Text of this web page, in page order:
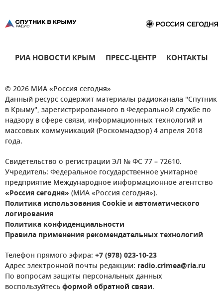
РИА НОВОСТИ КРЫМ ПРЕСС-ЦЕНТР КОНТАКТЫ
© 2026 МИА «Россия сегодня»
Данный ресурс содержит материалы радиоканала "Спутник
в Крыму", зарегистрированного в Федеральной службе по
надзору в сфере связи, информационных технологий и
массовых коммуникаций (Роскомнадзор) 4 апреля 2018
года.
Свидетельство о регистрации ЭЛ № ФС 77 – 72610.
Учредитель: Федеральное государственное унитарное
предприятие Международное информационное агентство
«Россия сегодня» (МИА «Россия сегодня»).
Политика использования Cookie и автоматического
логирования
Политика конфиденциальности
Правила применения рекомендательных технологий
Телефон прямого эфира: +7 (978) 023-10-23
Адрес электронной почты редакции: radio.crimea@ria.ru
По вопросам защиты персональных данных
воспользуйтесьформой обратной связи.